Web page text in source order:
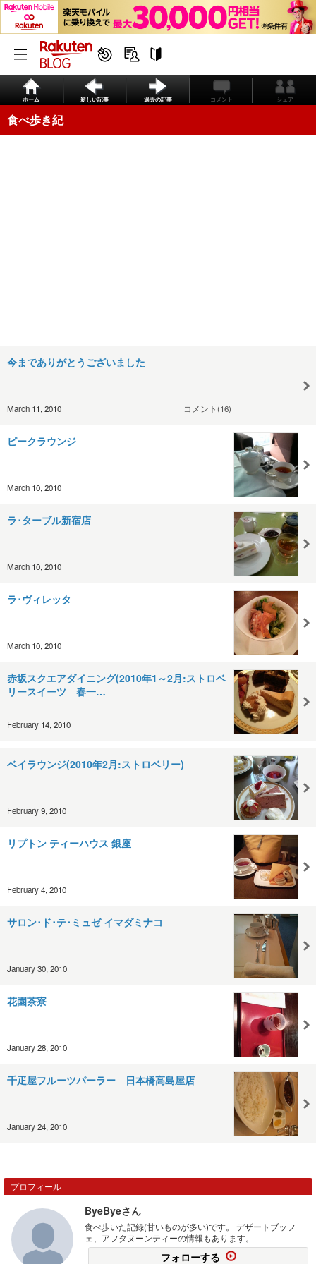
ホーム 新しい記事 過去の記事 コメント シェア
食べ歩き紀
今までありがとうございました
March 11, 2010 コメント(16)
ピークラウンジ
March 10, 2010
ラ･ターブル新宿店
March 10, 2010
ラ･ヴィレッタ
March 10, 2010
赤坂スクエアダイニング(2010年1～2月:ストロベ
リースイーツ 春一…
February 14, 2010
ベイラウンジ(2010年2月:ストロベリー)
February 9, 2010
リプトン ティーハウス 銀座
February 4, 2010
サロン･ド･テ･ミュゼ イマダミナコ
January 30, 2010
花園茶寮
January 28, 2010
千疋屋フルーツパーラー 日本橋高島屋店
January 24, 2010
プロフィール
ByeByeさん
食べ歩いた記録(甘いものが多い)です。 デザートブッフ
ェ、アフタヌーンティーの情報もあります。
フォローする